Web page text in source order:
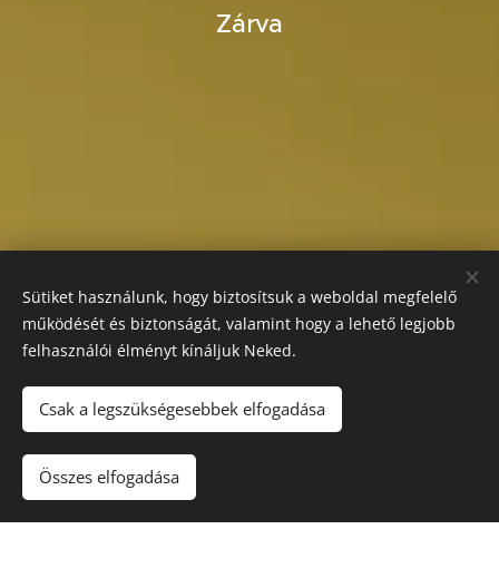
Zárva
Sütiket használunk, hogy biztosítsuk a weboldal megfelelő
működését és biztonságát, valamint hogy a lehető legjobb
felhasználói élményt kínáljuk Neked.
Csak a legszükségesebbek elfogadása
Összes elfogadása